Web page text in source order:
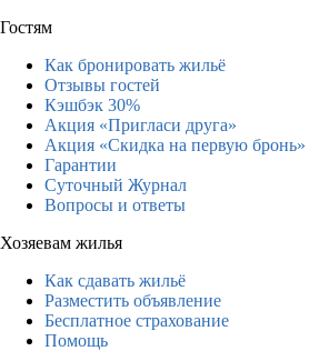
Гостям
Как бронировать жильё
Отзывы гостей
Кэшбэк 30%
Акция «Пригласи друга»
Акция «Скидка на первую бронь»
Гарантии
Суточный Журнал
Вопросы и ответы
Хозяевам жилья
Как сдавать жильё
Разместить объявление
Бесплатное страхование
Помощь